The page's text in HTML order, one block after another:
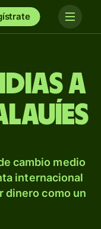
a
cambio medio
internacional
dinero como un